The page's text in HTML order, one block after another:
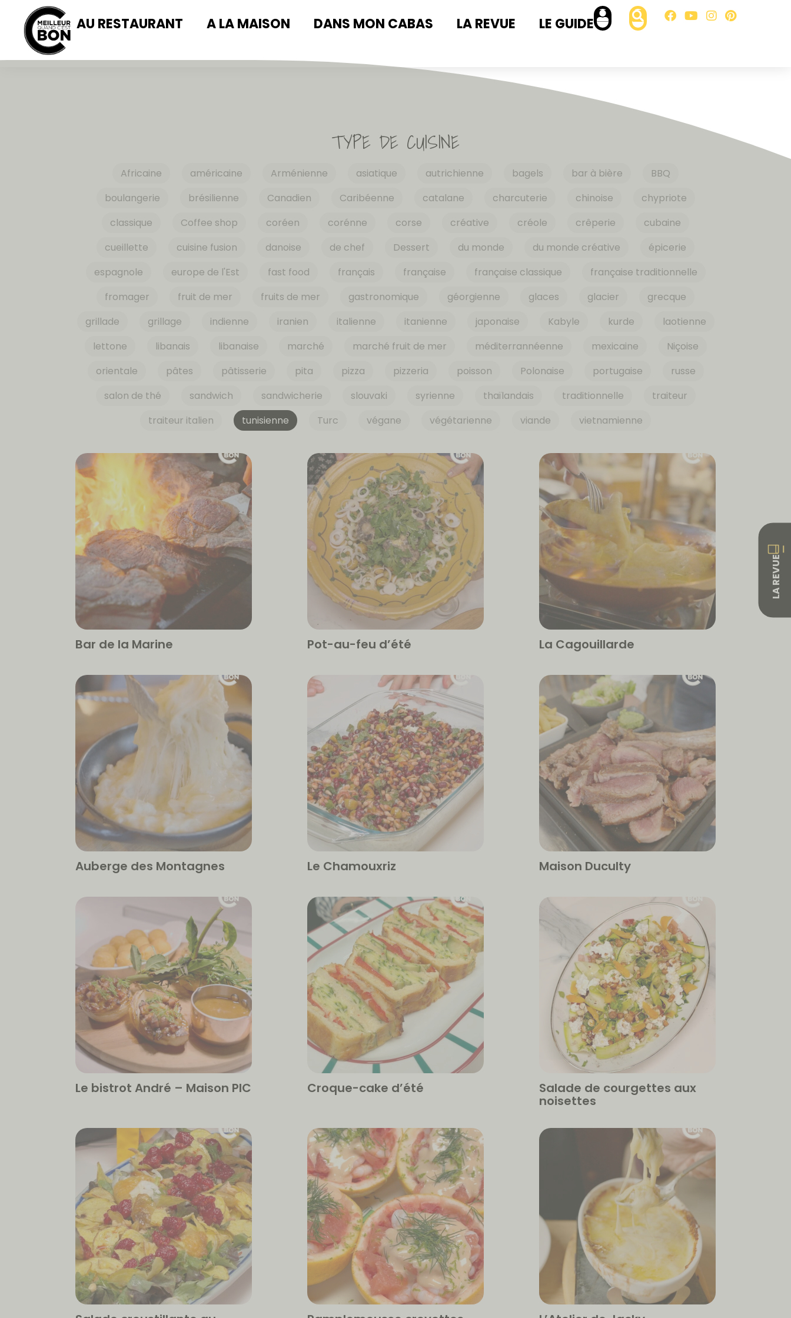
AU RESTAURANT A LA MAISON DANS MON CABAS LA REVUE LE GUIDE
TYPE DE CUISINE
Africaine américaine Arménienne asiatique autrichienne bagels bar à bière
BBQ
boulangerie
brésilienne Canadien Caribéenne catalane charcuterie chinoise
chypriote
classique
Coffee shop coréen corénne corse créative créole crêperie
cubaine
cueillette
cuisine fusion danoise de chef Dessert du monde du monde créative
épicerie
espagnole
europe de l'Est fast food français française française classique
française traditionnelle
fromager
fruit de mer fruits de mer gastronomique géorgienne glaces glacier
grecque
grillade
grillage indienne iranien italienne itanienne japonaise Kabyle kurde
laotienne
lettone
libanais libanaise marché marché fruit de mer méditerrannéenne mexicaine
Niçoise
orientale
pâtes pâtisserie pita pizza pizzeria poisson Polonaise portugaise
russe
salon de thé
sandwich sandwicherie slouvaki syrienne thaïlandais traditionnelle
traiteur
traiteur italien
tunisienne Turc végane végétarienne viande vietnamienne
Bar de la Marine Pot-au-feu d’été La Cagouillarde
Auberge des Montagnes Le Chamouxriz Maison Duculty
Le bistrot André – Maison PIC Croque-cake d’été Salade de courgettes aux
noisettes
LA REVUE